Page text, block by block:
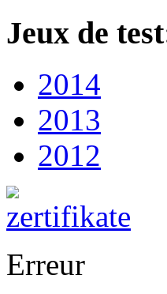
Jeux de
2014
2013
2012
Erreur